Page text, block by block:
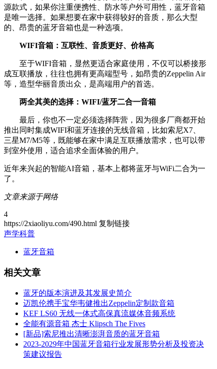
源款式，如果你注重便携性、防水等户外可用性，蓝牙音箱
是唯一选择。如果想要在家中获得较好的音质，那么大型
的、昂贵的蓝牙音箱也是一种选项。
WIFI音箱：互联性、音质更好、价格高
至于WIFI音箱，显然更适合家庭使用，不仅可以桥接形
成互联播放，往往也拥有更高端型号，如昂贵的Zeppelin Air
等，造型华丽音质出众，是高端用户的首选。
两全其美的选择：WIFI/蓝牙二合一音箱
最后，你也不一定必须选择阵营，因为很多厂商都开始
推出同时集成WIFI和蓝牙连接的无线音箱，比如索尼X7、
三星M7/M5等，既能够在家中满足互联播放需求，也可以带
到室外使用，适合追求全面体验的用户。
近年来兴起的智能AI音箱，基本上都将蓝牙与WiFi二合为一
了。
文章来源于网络
4
https://2xiaoliyu.com/490.html 复制链接
声学科普
蓝牙音箱
相关文章
蓝牙的版本演进及其发展史简介
迈凯伦携手宝华韦健推出Zeppelin定制款音箱
KEF LS60 无线一体式高保真流媒体音频系统
全能有源音箱 杰士 Klipsch The Fives
[新品]索尼推出清晰澎湃音质的蓝牙音箱
2023-2029年中国蓝牙音箱行业发展形势分析及投资决
策建议报告